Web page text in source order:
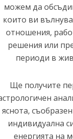
можем да
които ви
отношения,
решения или
периоди в
Ще получите
яснота,
индивидуална
енергията на